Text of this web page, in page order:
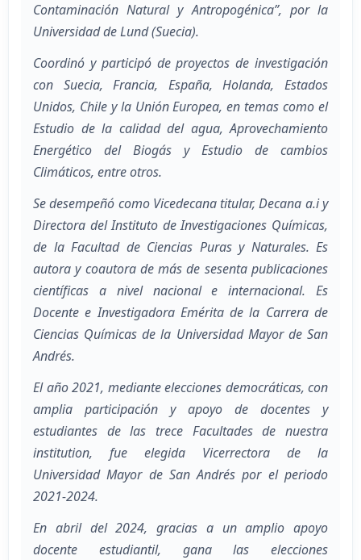
Contaminación Natural y Antropogénica”, por la
Universidad de Lund (Suecia).
Coordinó y participó de proyectos de investigación
con Suecia, Francia, España, Holanda, Estados
Unidos, Chile y la Unión Europea, en temas como el
Estudio de la calidad del agua, Aprovechamiento
Energético del Biogás y Estudio de cambios
Climáticos, entre otros.
Se desempeñó como Vicedecana titular, Decana a.i y
Directora del Instituto de Investigaciones Químicas,
de la Facultad de Ciencias Puras y Naturales. Es
autora y coautora de más de sesenta publicaciones
científicas a nivel nacional e internacional. Es
Docente e Investigadora Emérita de la Carrera de
Ciencias Químicas de la Universidad Mayor de San
Andrés.
El año 2021, mediante elecciones democráticas, con
amplia participación y apoyo de docentes y
estudiantes de las trece Facultades de nuestra
institution, fue elegida Vicerrectora de la
Universidad Mayor de San Andrés por el periodo
2021-2024.
En abril del 2024, gracias a un amplio apoyo
docente estudiantil, gana las elecciones